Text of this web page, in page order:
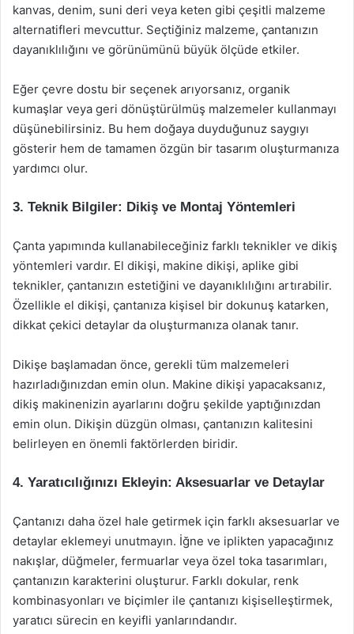
kanvas, denim, suni deri veya keten gibi çeşitli malzeme
alternatifleri mevcuttur. Seçtiğiniz malzeme, çantanızın
dayanıklılığını ve görünümünü büyük ölçüde etkiler.
Eğer çevre dostu bir seçenek arıyorsanız, organik
kumaşlar veya geri dönüştürülmüş malzemeler kullanmayı
düşünebilirsiniz. Bu hem doğaya duyduğunuz saygıyı
gösterir hem de tamamen özgün bir tasarım oluşturmanıza
yardımcı olur.
3. Teknik Bilgiler: Dikiş ve Montaj Yöntemleri
Çanta yapımında kullanabileceğiniz farklı teknikler ve dikiş
yöntemleri vardır. El dikişi, makine dikişi, aplike gibi
teknikler, çantanızın estetiğini ve dayanıklılığını artırabilir.
Özellikle el dikişi, çantanıza kişisel bir dokunuş katarken,
dikkat çekici detaylar da oluşturmanıza olanak tanır.
Dikişe başlamadan önce, gerekli tüm malzemeleri
hazırladığınızdan emin olun. Makine dikişi yapacaksanız,
dikiş makinenizin ayarlarını doğru şekilde yaptığınızdan
emin olun. Dikişin düzgün olması, çantanızın kalitesini
belirleyen en önemli faktörlerden biridir.
4. Yaratıcılığınızı Ekleyin: Aksesuarlar ve Detaylar
Çantanızı daha özel hale getirmek için farklı aksesuarlar ve
detaylar eklemeyi unutmayın. İğne ve iplikten yapacağınız
nakışlar, düğmeler, fermuarlar veya özel toka tasarımları,
çantanızın karakterini oluşturur. Farklı dokular, renk
kombinasyonları ve biçimler ile çantanızı kişiselleştirmek,
yaratıcı sürecin en keyifli yanlarındandır.